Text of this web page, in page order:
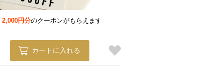
2,000円分のクーポンがもらえます
カートに入れる